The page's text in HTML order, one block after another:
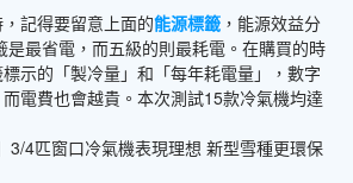
記得要留意上面的能源標籤 ，能源效益分
是最省電，而五級的則最耗電。在購買的時
示的「製冷量」和「每年耗電量」，數字
電費也會越貴。本次測試15款冷氣機均達